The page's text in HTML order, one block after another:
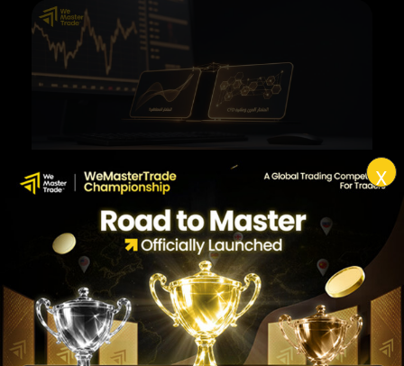
X
الجوانب الشرعية لتداول
عقود الفروقات
يُعدّ هذا الجانب من أكثر المواضيع التي يبحث عنها
المتداولون في المنطقة العربية، وهو ما يستحق التناول
بموضوعية.